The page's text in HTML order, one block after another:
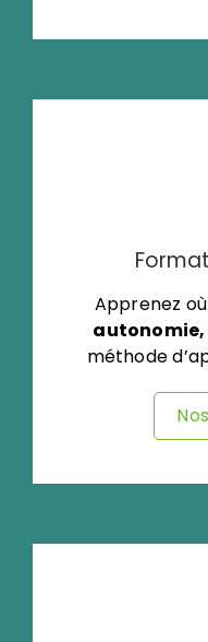
Apprenez
autonomie,
méthode